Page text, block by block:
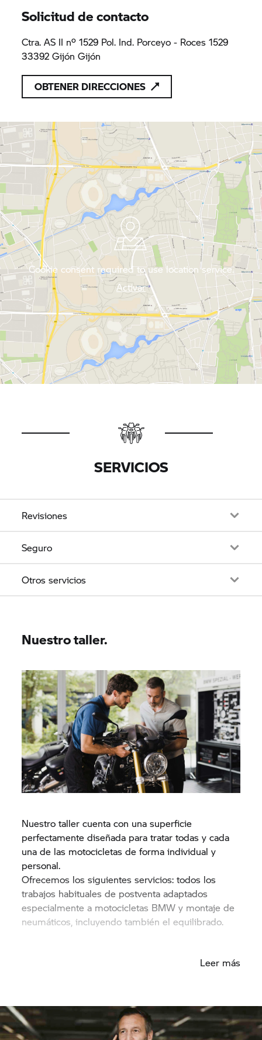
Solicitud de contacto
Ctra. AS II nº 1529 Pol. Ind. Porceyo - Roces 1529
33392 Gijón Gijón
OBTENER DIRECCIONES
Cookie consent required to use location service.
Activar
SERVICIOS
Revisiones
Seguro
Otros servicios
Nuestro taller.
Nuestro taller cuenta con una superficie
perfectamente diseñada para tratar todas y cada
una de las motocicletas de forma individual y
personal.
Ofrecemos los siguientes servicios: todos los
trabajos habituales de postventa adaptados
especialmente a motocicletas BMW y montaje de
neumáticos, incluyendo también el equilibrado.
Leer más